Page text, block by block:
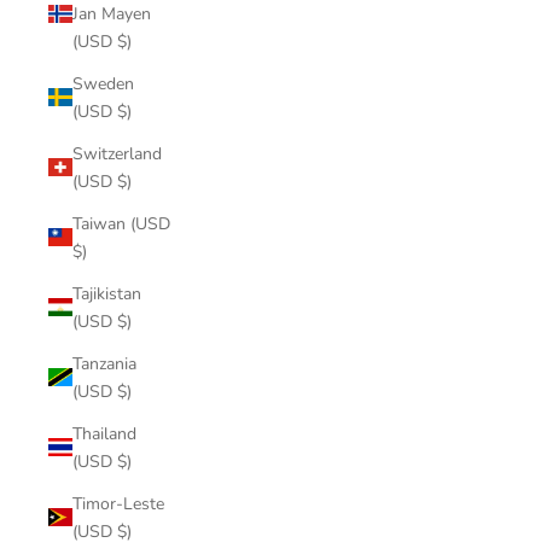
Jan Mayen
(USD $)
Sweden
(USD $)
Switzerland
(USD $)
Taiwan (USD
$)
Tajikistan
(USD $)
Tanzania
(USD $)
Thailand
(USD $)
Timor-Leste
(USD $)